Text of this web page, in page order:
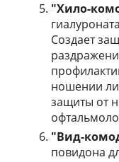
"Хило-
Создает
ношении
защиты от
"Вид-
повидона